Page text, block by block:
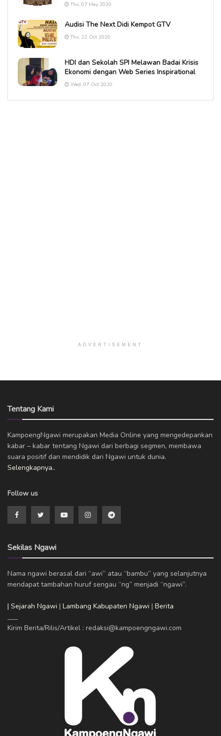
Thu, 07 May 2020
Audisi The Next Didi Kempot GTV
Thu, 22 Oct 2020
HDI dan Sekolah SPI Melawan Badai Krisis
Ekonomi dengan Web Series Inspirational
Wed, 07 Oct 2020
ADVERTISEMENT
Tentang Kami
KampoengNgawi merupakan Media Online yang mengedepankan
kabar – kabar tentang Ngawi dari berbagi segmen, membawa
suara positif dan mendidik dari Ngawi untuk dunia.
Selengkapnya..
Follow us
Sekilas Ngawi
Nama ngawi berasal dari “awi” atau “bambu” yang selanjutnya
mendapat tambahan huruf sengau “ng” menjadi “ngawi”.
| Sejarah Ngawi | Lambang Kabupaten Ngawi | Berita
___
Kirim Berita/Rilis/Artikel : redaksi@kampoengngawi.com